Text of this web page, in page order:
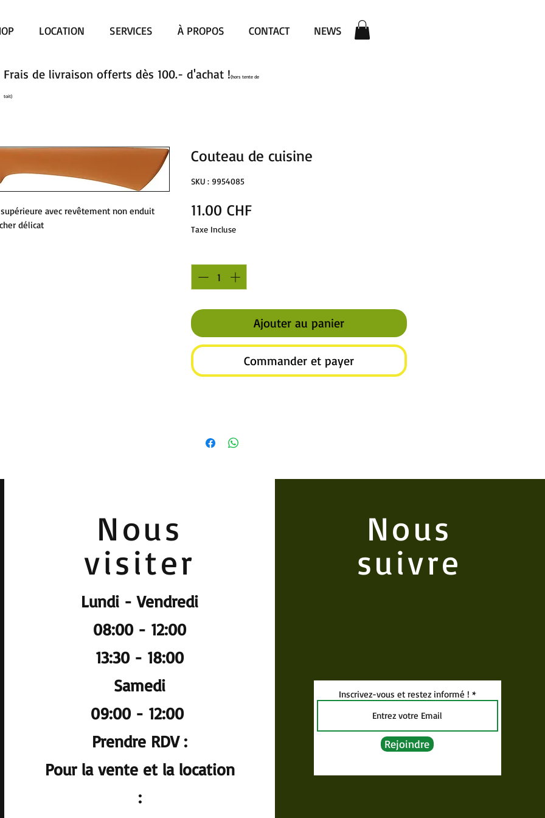
LOCATION SERVICES À PROPOS CONTACT NEWS
avec revêtement non enduit
délicat
Couteau de cuisine
SKU : 9954085
11.00 CHFPrix
Taxe Incluse
Ajouter au panier
Commander et payer
Frais de livraison offerts dès 100.- d'achat !(hors tente de
toit)
Nous
visiter
Lundi - Vendredi
08:00 - 12:00
13:30 - 18:00
Samedi
09:00 - 12:00
Prendre RDV :
Pour la vente et la location
:
Nous
suivre
Inscrivez-vous et restez informé !
Rejoindre